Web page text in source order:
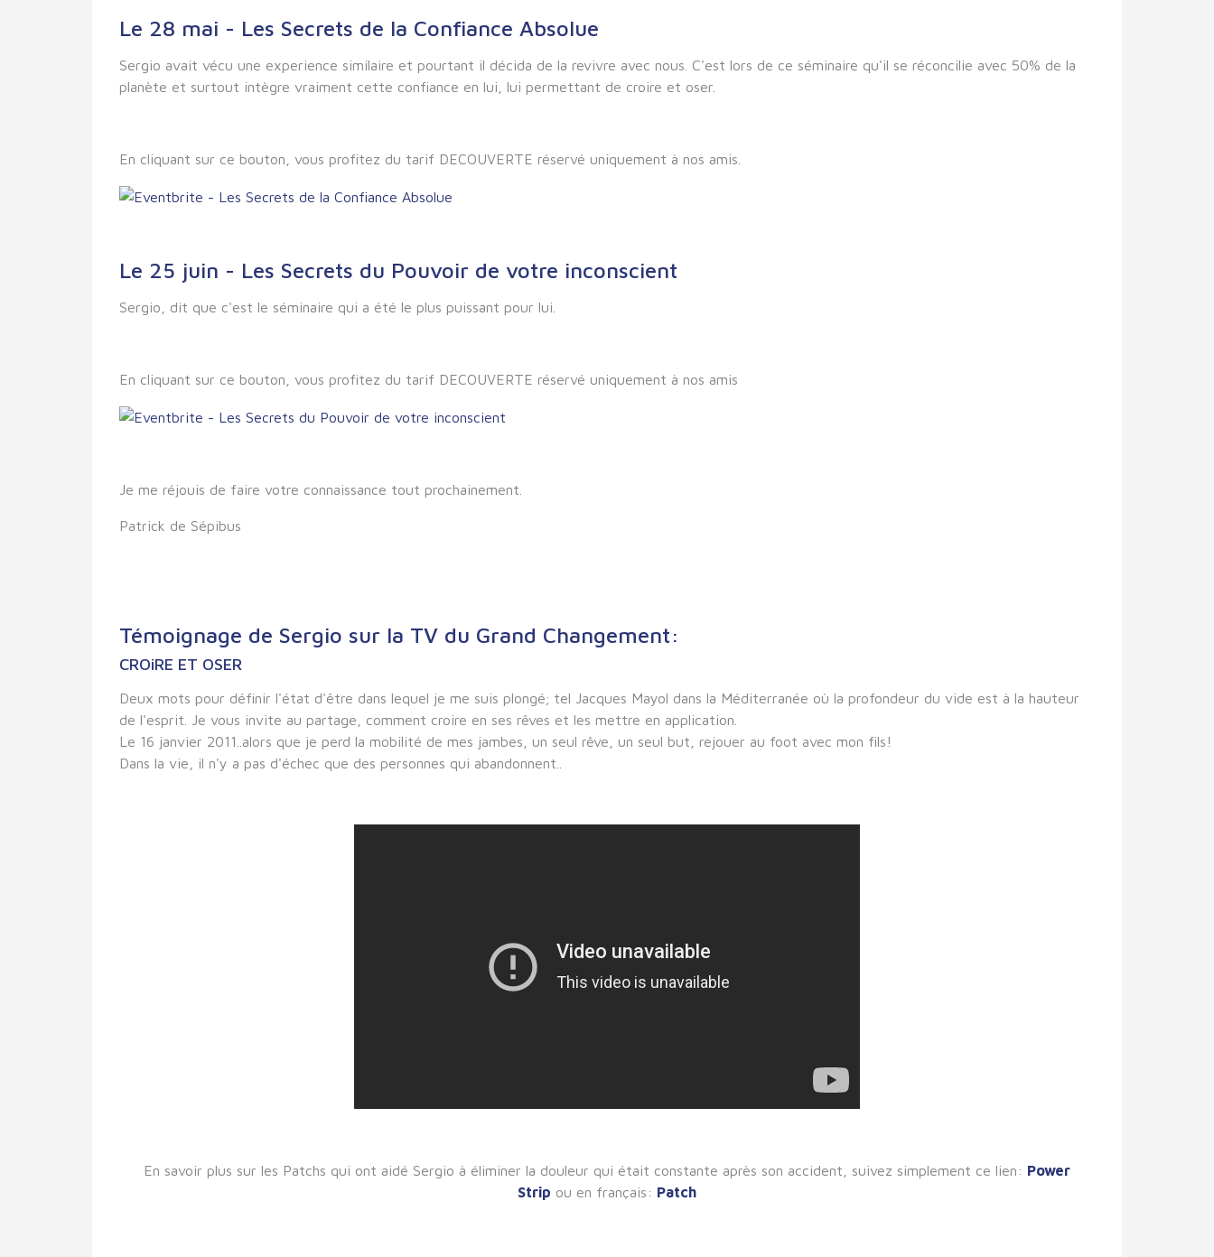
Le 28 mai - Les Secrets de la Confiance Absolue
Sergio avait vécu une experience similaire et pourtant il décida de la revivre avec nous. C'est lors de ce séminaire qu'il se réconcilie avec 50% de la
planète et surtout intègre vraiment cette confiance en lui, lui permettant de croire et oser.
En cliquant sur ce bouton, vous profitez du tarif DECOUVERTE réservé uniquement à nos amis.
Le 25 juin - Les Secrets du Pouvoir de votre inconscient
Sergio, dit que c'est le séminaire qui a été le plus puissant pour lui.
En cliquant sur ce bouton, vous profitez du tarif DECOUVERTE réservé uniquement à nos amis
Je me réjouis de faire votre connaissance tout prochainement.
Patrick de Sépibus
Témoignage de Sergio sur la TV du Grand Changement:
CROiRE ET OSER
Deux mots pour définir l'état d'être dans lequel je me suis plongé; tel Jacques Mayol dans la Méditerranée où la profondeur du vide est à la hauteur
de l'esprit. Je vous invite au partage, comment croire en ses rêves et les mettre en application.
Le 16 janvier 2011..alors que je perd la mobilité de mes jambes, un seul rêve, un seul but, rejouer au foot avec mon fils!
Dans la vie, il n'y a pas d'échec que des personnes qui abandonnent..
En savoir plus sur les Patchs qui ont aidé Sergio à éliminer la douleur qui était constante après son accident, suivez simplement ce lien: Power
Strip ou en français: Patch